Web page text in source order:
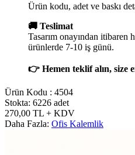
Ürün kodu, adet ve baskı
🚚 Teslimat
Tasarım onayından itibaren
ürünlerde 7-10 iş günü.
👉 Hemen teklif alın, size
Ürün Kodu : 4504
Stokta: 6226 adet
270,00 TL + KDV
Daha Fazla: Ofis Kalemlik